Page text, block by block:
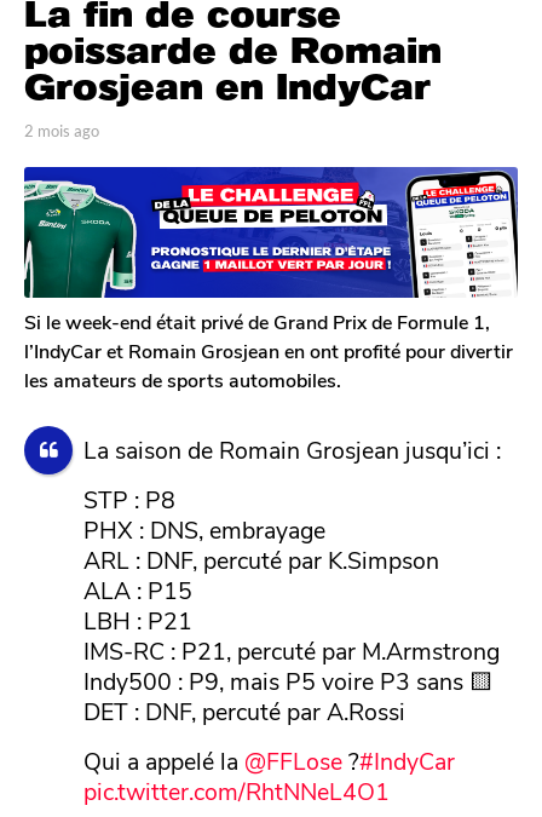
m
i
s
a
o
2
m
o
i
s
a
g
La fin de course
poissarde de Romain
Grosjean en IndyCar
p
r
T
o
m
G
a
l
e
r
o
2 mois ago
i
s
g
o
Si le week-end était privé de Grand Prix de Formule 1,
l’IndyCar et Romain Grosjean en ont profité pour divertir
les amateurs de sports automobiles.
La saison de Romain Grosjean jusqu’ici :
STP : P8
PHX : DNS, embrayage
ARL : DNF, percuté par K.Simpson
ALA : P15
LBH : P21
IMS-RC : P21, percuté par M.Armstrong
Indy500 : P9, mais P5 voire P3 sans 🟨
DET : DNF, percuté par A.Rossi
Qui a appelé la @FFLose?#IndyCar
pic.twitter.com/RhtNNeL4O1